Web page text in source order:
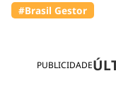
PUBLICIDADE
#Brasil Gestor